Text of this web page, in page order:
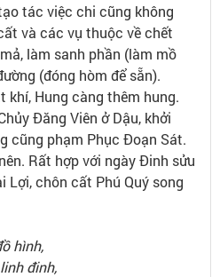
tác việc chi cũng không
và các vụ thuộc về chết
làm sanh phần (làm mồ
(đóng hòm để sẵn).
khí, Hung càng thêm hung.
Đăng Viên ở Dậu, khởi
cũng phạm Phục Đoạn Sát.
Rất hợp với ngày Đinh sửu
Lợi, chôn cất Phú Quý song
hình,
đinh,